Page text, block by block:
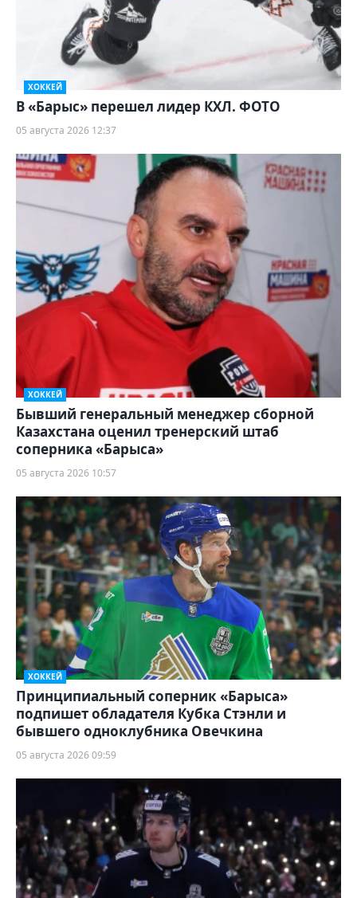
ХОККЕЙ
В «Барыс» перешел лидер КХЛ. ФОТО
05 августа 2026 12:37
ХОККЕЙ
Бывший генеральный менеджер сборной
Казахстана оценил тренерский штаб
соперника «Барыса»
05 августа 2026 10:57
ХОККЕЙ
Принципиальный соперник «Барыса»
подпишет обладателя Кубка Стэнли и
бывшего одноклубника Овечкина
05 августа 2026 09:59